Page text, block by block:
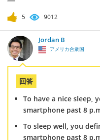
5 9012
Jordan B
アメリカ合衆国
回答
To have a nice sleep,
smartphone past 8
To sleep well, you
smartphone past 8